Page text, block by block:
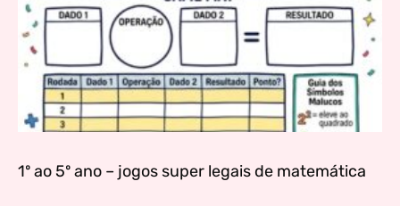
1º ao 5º ano – jogos super legais de matemática